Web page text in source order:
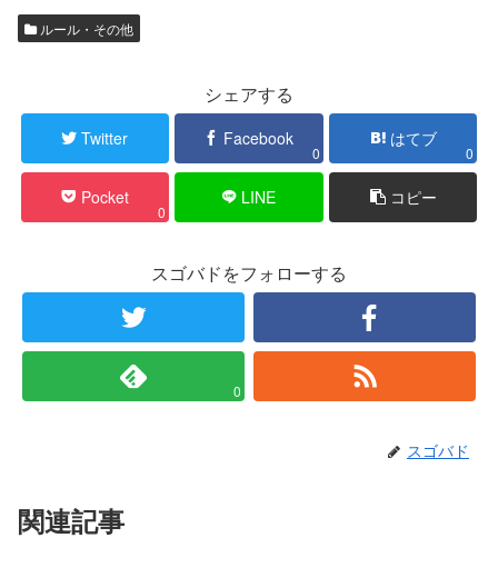
ルール・その他
シェアする
Twitter Facebook
0
はてブ
0
Pocket
0
LINE コピー
スゴバドをフォローする
0
スゴバド
関連記事